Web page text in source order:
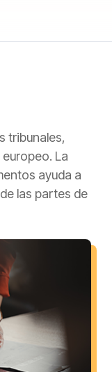
tribunales,
La
ayuda a
las partes de